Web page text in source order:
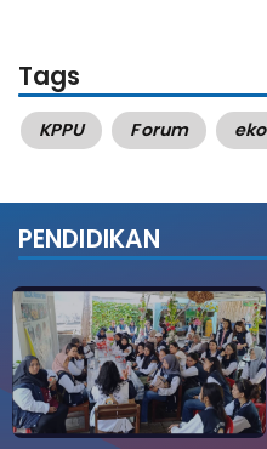
Tags
KPPU Forum
PENDIDIKAN